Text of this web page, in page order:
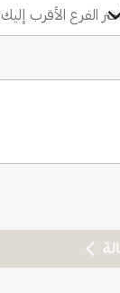
الفرع الأقرب إليك